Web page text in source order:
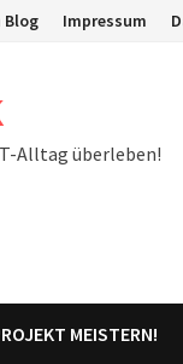
Blog Impressum
Alltag überleben!
MEISTERN!